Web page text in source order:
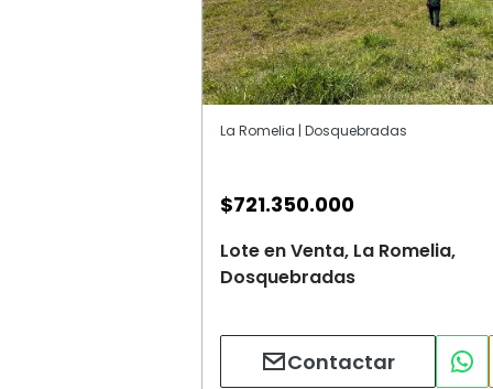
La Romelia | Dosquebradas
$721.350.000
Lote en Venta, La Romelia,
Dosquebradas
Contactar